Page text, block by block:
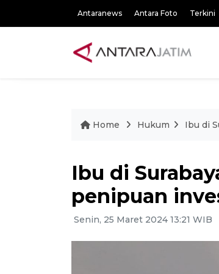
Antaranews Antara Foto Terkini
Home Hukum Ibu di
Ibu di
penipuan
Senin, 25 Maret 2024 13:21 WIB